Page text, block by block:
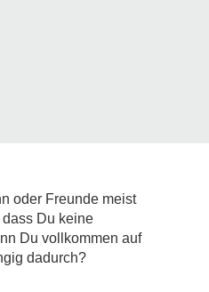
oder Freunde meist
Du keine
Du vollkommen auf
dadurch?